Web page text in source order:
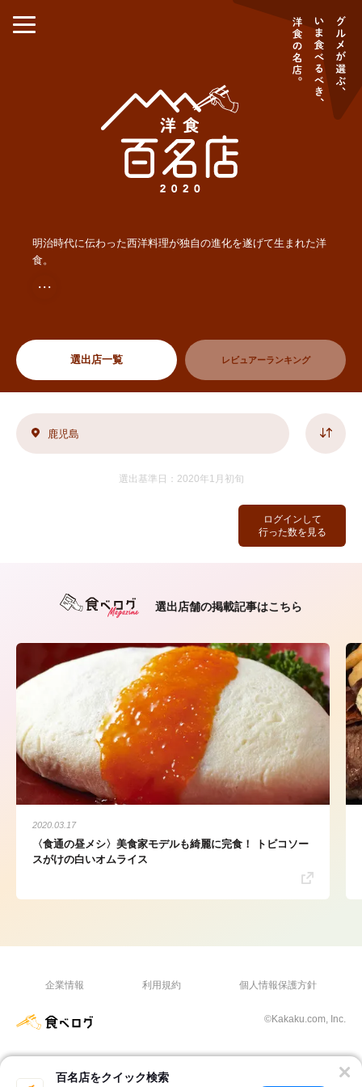
明治時代に伝わった西洋料理が独自の進化を遂げて生まれた洋
食。
・・・
選出店一覧 レビュアーランキング
百名店をクイック検索
ログインして
行った数を見る
鹿児島
選出基準日：2020年1月初旬
選出店舗の掲載記事はこちら
2020.03.17
〈食通の昼メシ〉美食家モデルも綺麗に完食！ トビコソー
スがけの白いオムライス
企業情報 利用規約 個人情報保護方針
©Kakaku.com, Inc.